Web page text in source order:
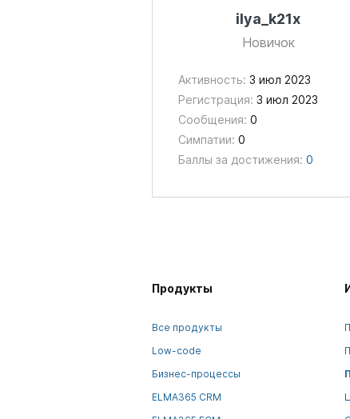
ilya_k21x
Новичок
Активность: 3 июл 2023
Регистрация: 3 июл 2023
Сообщения: 0
Симпатии: 0
Баллы за достижения: 0
Продукты
Все продукты
Low-code
Бизнес-процессы
ELMA365 CRM